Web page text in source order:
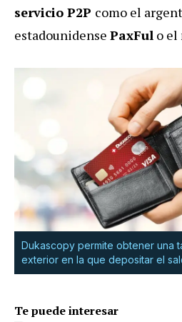
servicio P2P como el
estadounidense PaxFul o el
Dukascopy permite obtener una
exterior en la que depositar el
Te puede interesar